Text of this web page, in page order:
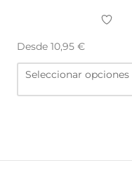
Desde 10,95 €
Seleccionar opciones